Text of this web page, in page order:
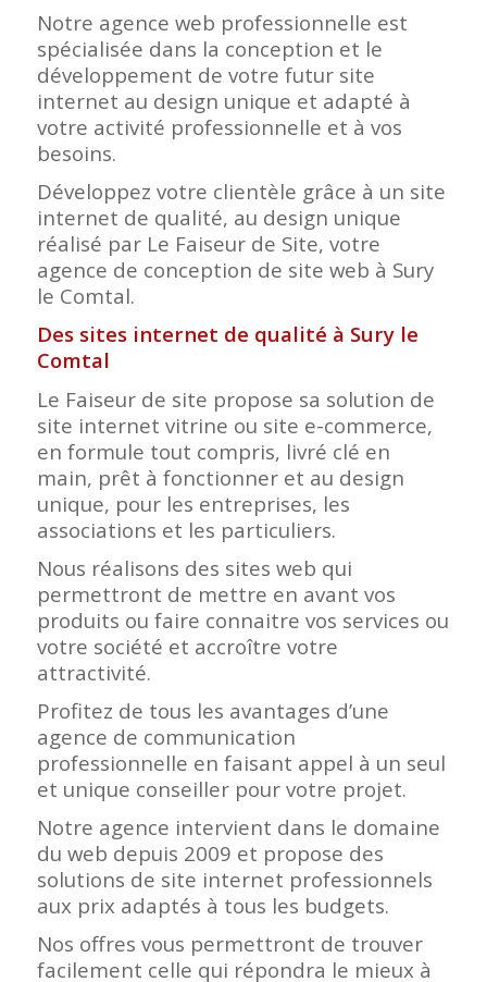
Notre agence web professionnelle est
spécialisée dans la conception et le
développement de votre futur site
internet au design unique et adapté à
votre activité professionnelle et à vos
besoins.
Développez votre clientèle grâce à un site
internet de qualité, au design unique
réalisé par Le Faiseur de Site, votre
agence de conception de site web à Sury
le Comtal.
Des sites internet de qualité à Sury le
Comtal
Le Faiseur de site propose sa solution de
site internet vitrine ou site e-commerce,
en formule tout compris, livré clé en
main, prêt à fonctionner et au design
unique, pour les entreprises, les
associations et les particuliers.
Nous réalisons des sites web qui
permettront de mettre en avant vos
produits ou faire connaitre vos services ou
votre société et accroître votre
attractivité.
Profitez de tous les avantages d’une
agence de communication
professionnelle en faisant appel à un seul
et unique conseiller pour votre projet.
Notre agence intervient dans le domaine
du web depuis 2009 et propose des
solutions de site internet professionnels
aux prix adaptés à tous les budgets.
Nos offres vous permettront de trouver
facilement celle qui répondra le mieux à